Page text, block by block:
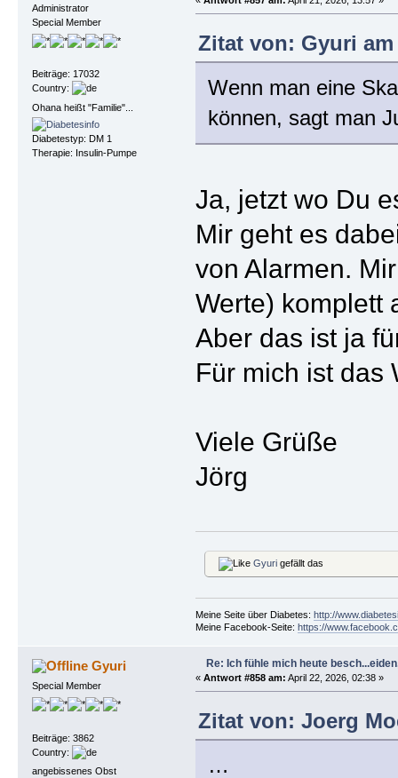
Administrator
Special Member
Beiträge: 17032
Country:
Ohana heißt "Familie"...
Diabetestyp: DM 1
Therapie: Insulin-Pumpe
Zitat von: Gyuri am
Wenn man eine
können, sagt man
Ja, jetzt wo Du
Mir geht es
von Alarmen.
Werte) komplett
Aber das ist ja
Für mich ist das
Viele Grüße
Jörg
Gyurigefällt das
Meine Seite über Diabetes: http://
Meine Facebook-Seite: https://
Gyuri
Special Member
Beiträge: 3862
Country:
angebissenes Obst
Re: Ich fühle mich heute
« Antwort #858 am: April 22, 2026, 02:38 »
Zitat von: Joerg
…